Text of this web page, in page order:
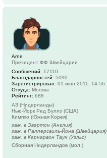
Arne
Президент ФФ Швейцарии
Сообщений: 17110
Благодарностей: 5090
Зарегистрирован: 01 июн 2011, 14:56
Откуда: Москва
Рейтинг: 688
АЗ (Нидерланды)
Нью-Йорк Ред Буллз (США)
Кимпхо (Южная Корея)
зам. в Эвертон (Англия)
зам. в Рапперсвиль-Йона (Швейцария)
зам. в Карнарвон Таун (Уэльс)
Сборная Нидерландов (мол.)